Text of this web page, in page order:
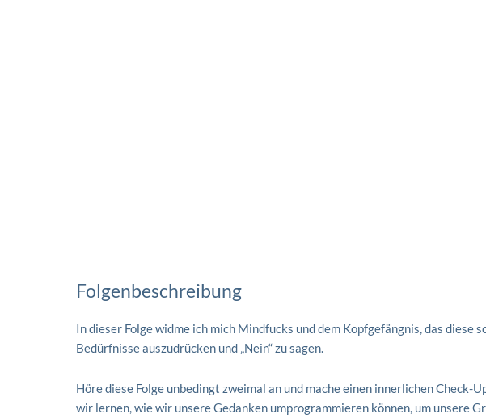
Folgenbeschreibung
In dieser Folge widme ich mich Mindfucks und dem Kopfgefängnis, das
Bedürfnisse auszudrücken und „Nein“ zu sagen.
Höre diese Folge unbedingt zweimal an und mache einen innerlichen Check-
wir lernen, wie wir unsere Gedanken umprogrammieren können, um unsere